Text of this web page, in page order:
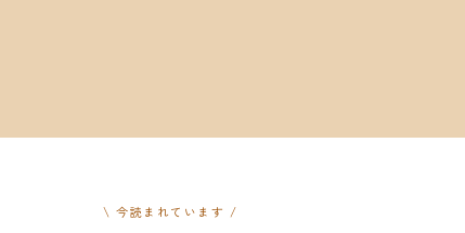
\ 今読まれています /